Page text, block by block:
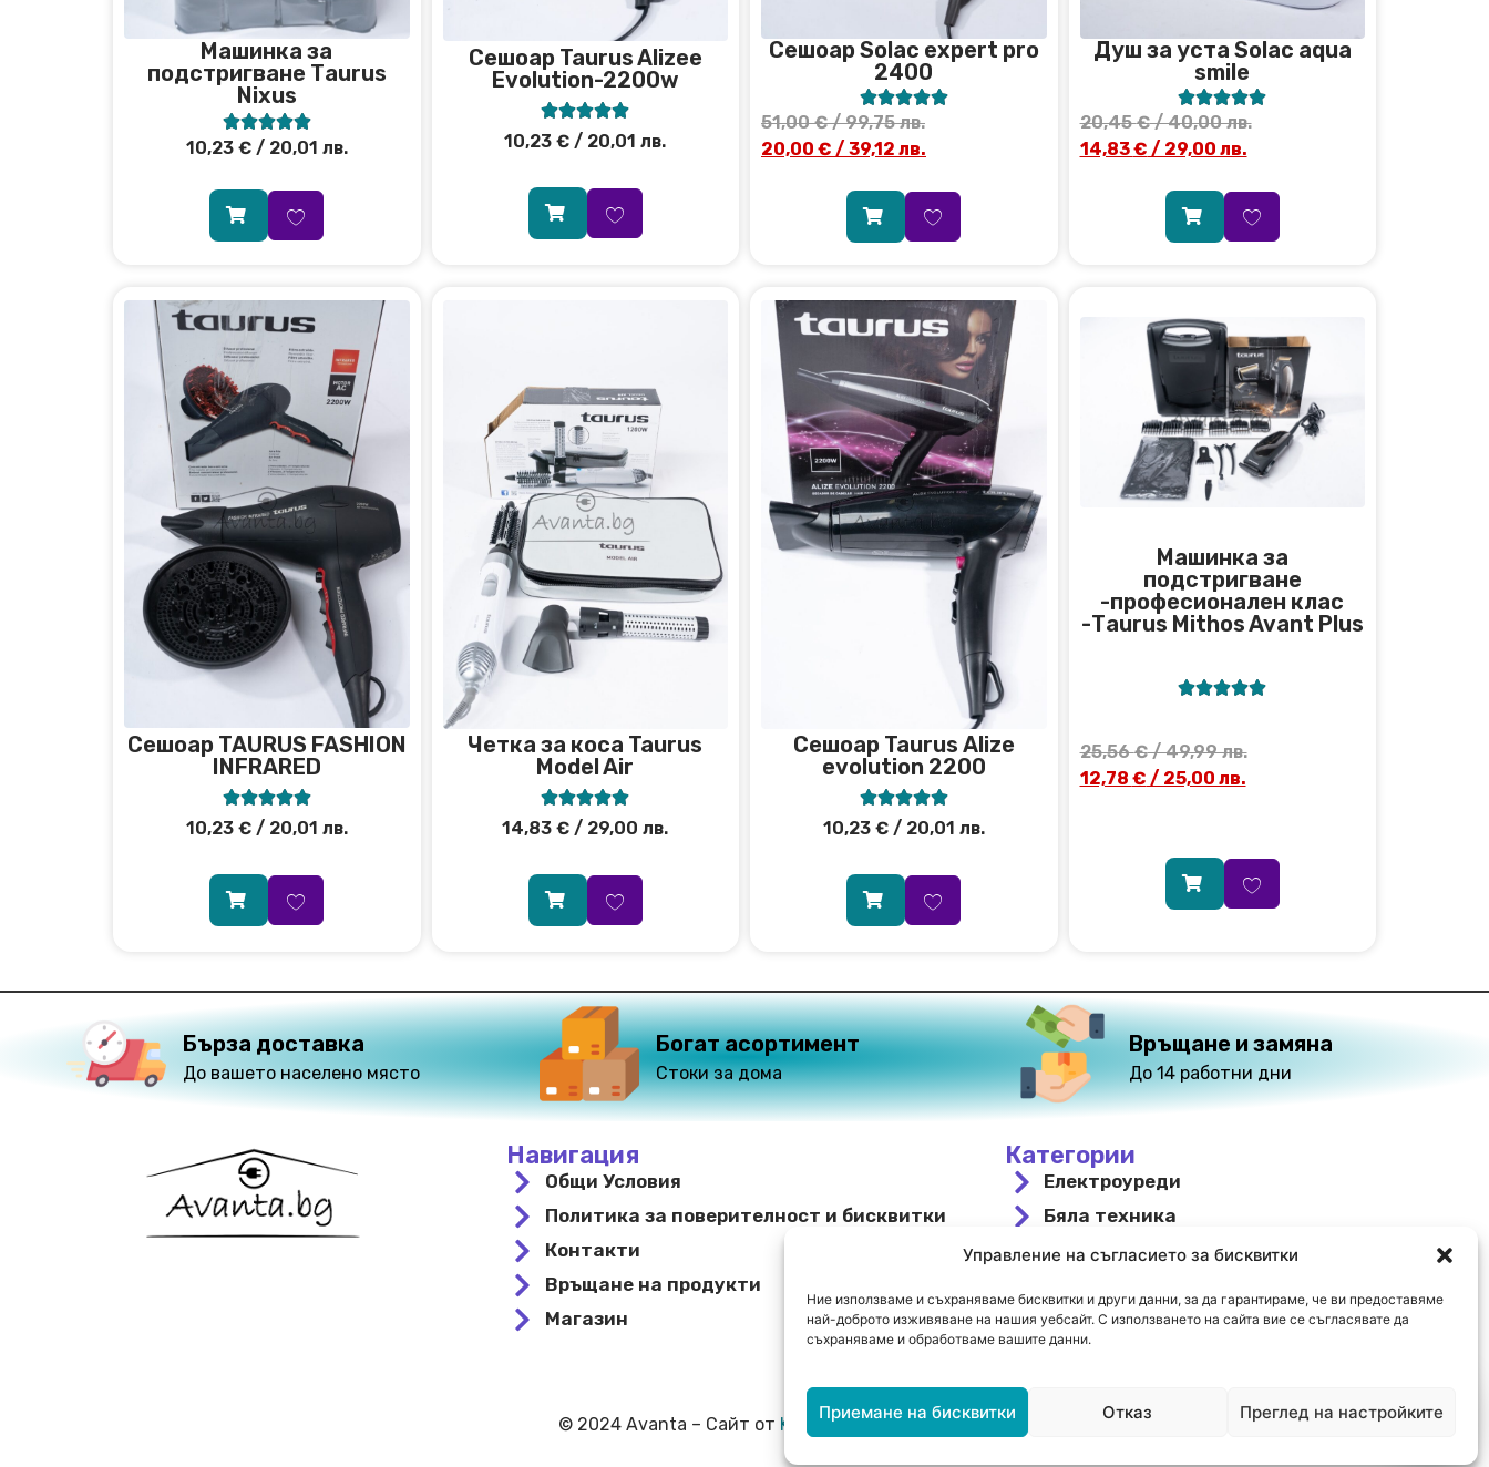
Управление на съгласието за бисквитки
Ние използваме и съхраняваме бисквитки и други данни, за да гарантираме, че ви предоставяме
най-доброто изживяване на нашия уебсайт. С използването на сайта вие се съгласявате да
съхраняваме и обработваме вашите данни.
Приемане на бисквитки Отказ Преглед на настройките
Машинка за
подстригване Тaurus
Nixus

10,23 €/ 20,01 лв.
Сешоар Taurus Alizee
Evolution-2200w

10,23€ / 20,01 лв.
Сешоар Solac expert pro
2400

51,00€/ 99,75 лв.
20,00 € / 39,12 лв.
Душ за уста Solac aqua
smile

20,45€/ 40,00 лв.
14,83€ / 29,00 лв.
Сешоар TAURUS FASHION
INFRARED

10,23 €/ 20,01 лв.
Четка за коса Taurus
Model Air

14,83€ / 29,00 лв.
Сешоар Taurus Аlize
evolution 2200

10,23 €/ 20,01 лв.
Машинка за
подстригване
-професионален клас
-Тaurus Mithos Avant Plus

25,56€/ 49,99 лв.
12,78 € / 25,00 лв.
Бърза доставка
До вашето населено място
Богат асортимент
Стоки за дома
Връщане и замяна
До 14 работни дни
Навигация
Общи Условия
Политика за поверителност и бисквитки
Контакти
Връщане на продукти
Магазин
Категории
Електроуреди
Бяла техника
За вграждане
Охлаждане и отопление
Намалени
© 2024 Avanta – Сайт от Kirov Invest Group
Open